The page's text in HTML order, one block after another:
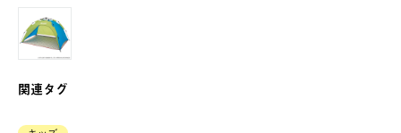
関連タグ